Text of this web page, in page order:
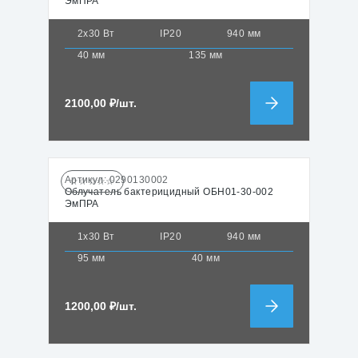
2х30 Вт IP20
940 мм
40 мм
135 мм
2100,00 ₽/шт.
☆☆☆☆☆
Артикул:0290130002
Облучатель бактерицидный ОБН01-30-002
ЭмПРА
1х30 Вт IP20
940 мм
95 мм
40 мм
1200,00 ₽/шт.